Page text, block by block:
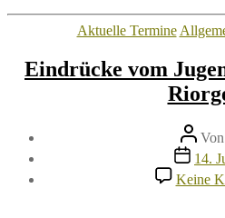
Aktuelle Termine
Eindrücke vom
Von
14.
Keine